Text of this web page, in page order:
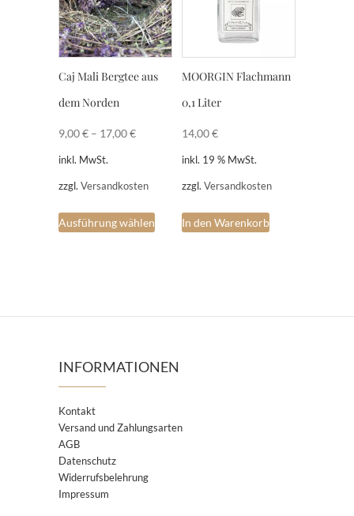
Caj Mali Bergtee aus
dem Norden
9,00€ – 17,00€
inkl. MwSt.
zzgl. Versandkosten
Ausführung wählen
Dieses
Produkt
können
Produktseite
MOORGIN Flachmann
0,1 Liter
14,00€
inkl. 19 % MwSt.
zzgl. Versandkosten
In den Warenkorb
INFORMATIONEN
Kontakt
Versand und Zahlungsarten
AGB
Datenschutz
Widerrufsbelehrung
Impressum